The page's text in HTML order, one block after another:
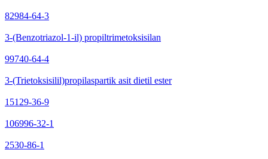
82984-64-3
3-(Benzotriazol-1-il) propiltrimetoksisilan
99740-64-4
3-(Trietoksisilil)propilaspartik asit dietil ester
15129-36-9
106996-32-1
2530-86-1